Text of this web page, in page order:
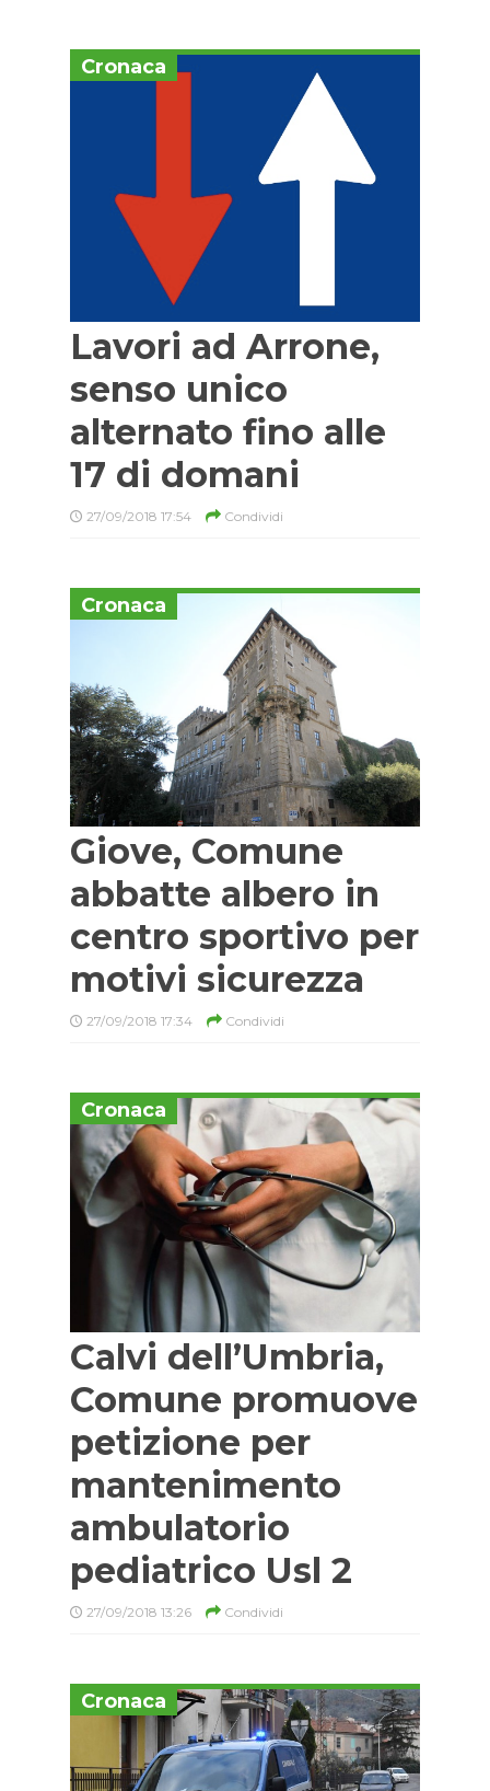
Cronaca
Lavori ad Arrone,
senso unico
alternato fino alle
17 di domani
27/09/2018 17:54 Condividi
Cronaca
Giove, Comune
abbatte albero in
centro sportivo per
motivi sicurezza
27/09/2018 17:34 Condividi
Cronaca
Calvi dell’Umbria,
Comune promuove
petizione per
mantenimento
ambulatorio
pediatrico Usl 2
27/09/2018 13:26 Condividi
Cronaca